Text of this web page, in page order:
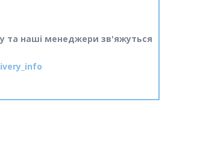
та наші менеджери зв'яжуться